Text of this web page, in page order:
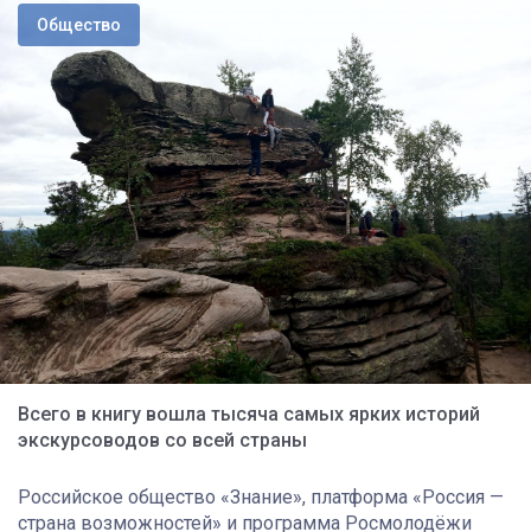
Общество
Всего в книгу вошла тысяча самых ярких историй
экскурсоводов со всей страны
Российское общество «Знание», платформа «Россия —
страна возможностей» и программа Росмолодёжи